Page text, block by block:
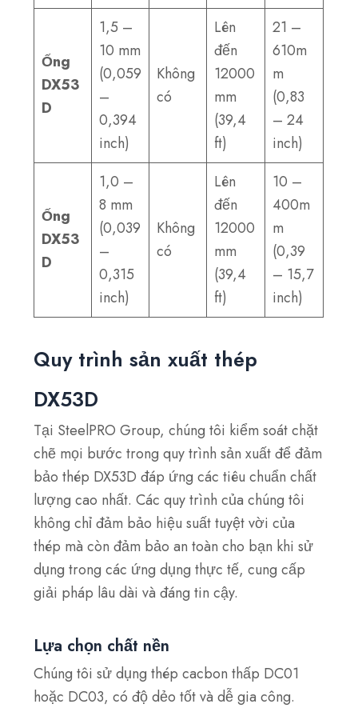
Ống
DX53
D
1,5 –
10 mm
(0,059
–
0,394
inch)
Không
có
Lên
đến
12000
mm
(39,4
ft)
21 –
610m
m
(0,83
– 24
inch)
Ống
DX53
D
1,0 –
8 mm
(0,039
–
0,315
inch)
Không
có
Lên
đến
12000
mm
(39,4
ft)
10 –
400m
m
(0,39
– 15,7
inch)
Quy trình sản xuất thép
DX53D
Tại SteelPRO Group, chúng tôi kiểm soát chặt
chẽ mọi bước trong quy trình sản xuất để đảm
bảo thép DX53D đáp ứng các tiêu chuẩn chất
lượng cao nhất. Các quy trình của chúng tôi
không chỉ đảm bảo hiệu suất tuyệt vời của
thép mà còn đảm bảo an toàn cho bạn khi sử
dụng trong các ứng dụng thực tế, cung cấp
giải pháp lâu dài và đáng tin cậy.
Lựa chọn chất nền
Chúng tôi sử dụng thép cacbon thấp DC01
hoặc DC03, có độ dẻo tốt và dễ gia công.